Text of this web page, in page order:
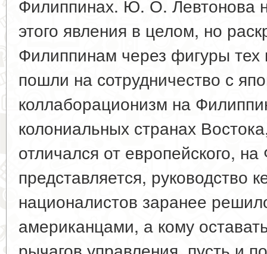
Филиппинах. Ю. О. Левтонова
этого явления в целом, но
Филиппинам через фигуры тех
пошли на сотрудничество с
коллаборационизм на
колониальных странах
отличался от европейского,
представляется, руководство
националистов заранее
американцами, а кому